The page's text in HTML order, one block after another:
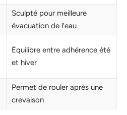
Sculpté pour meilleure
évacuation de l’eau
Équilibre entre adhérence été
et hiver
Permet de rouler après une
crevaison